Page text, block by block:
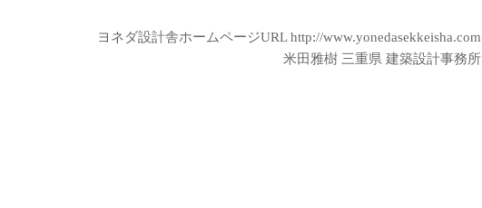
ヨネダ設計舎ホームページURLhttp://www.yonedasekkeisha.com
米田雅樹 三重県 建築設計事務所